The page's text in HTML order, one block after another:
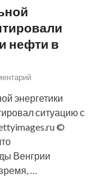
нефти в
энергетики
ситуацию с
©
Венгрии
…